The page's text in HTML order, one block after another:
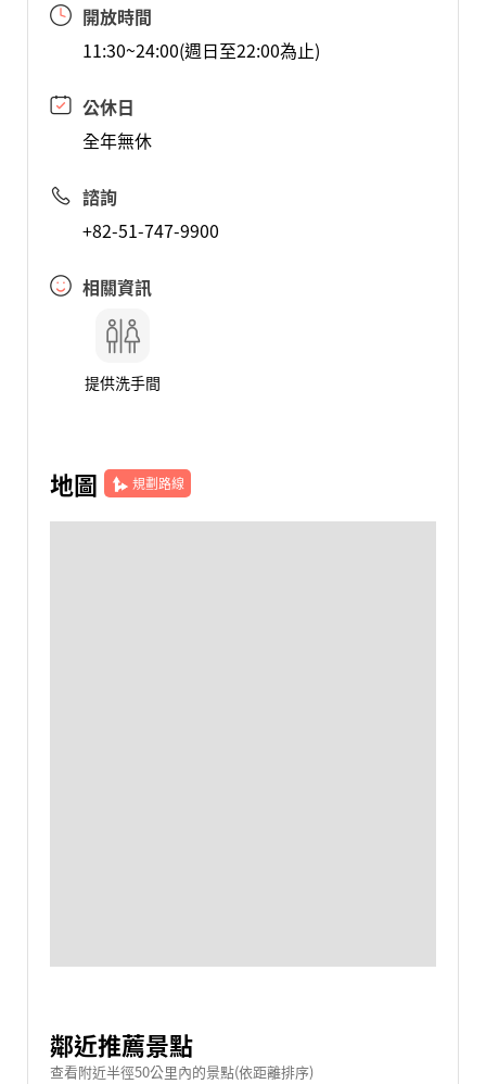
開放時間
11:30~24:00(週日至22:00為止)
公休日
全年無休
諮詢
+82-51-747-9900
相關資訊
提供洗手間
地圖 規劃路線
鄰近推薦景點
查看附近半徑50公里內的景點(依距離排序)